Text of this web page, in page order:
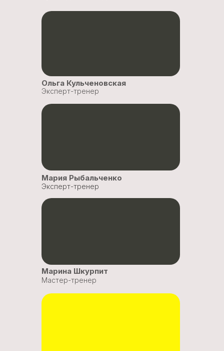
Марина Шкурпит
Мастер-тренер
Мария Рыбальченко
Эксперт-тренер
Ольга Кульченовская
Эксперт-тренер